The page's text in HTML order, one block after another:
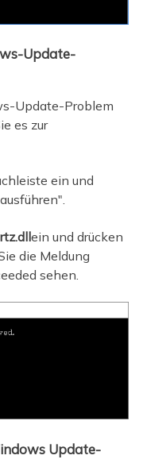
Update-
Update-Problem
es zur
ein und
ein und drücken
die Meldung
sehen.
Update-